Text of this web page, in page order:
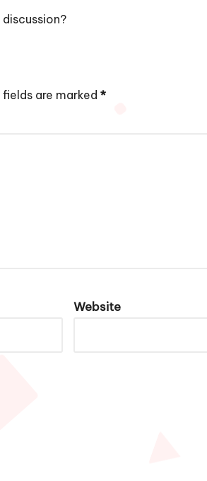
fields are marked *
Website